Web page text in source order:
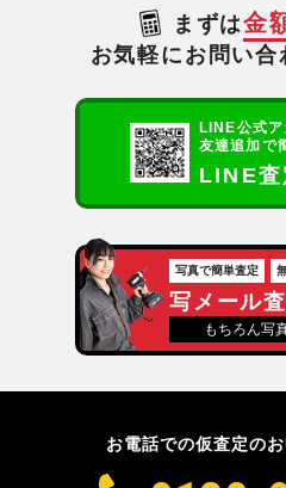
まずは金
お気軽にお問い合
LINE公式ア
友達追加で
LINE査
写真で簡単査定
写メール
もちろん写
お電話での仮査定の